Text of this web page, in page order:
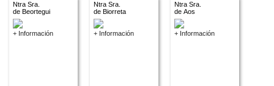
Ntra Sra.
de Beortegui
+ Información
Ntra Sra.
de Biorreta
+ Información
Ntra Sra.
de Aos
+ Información